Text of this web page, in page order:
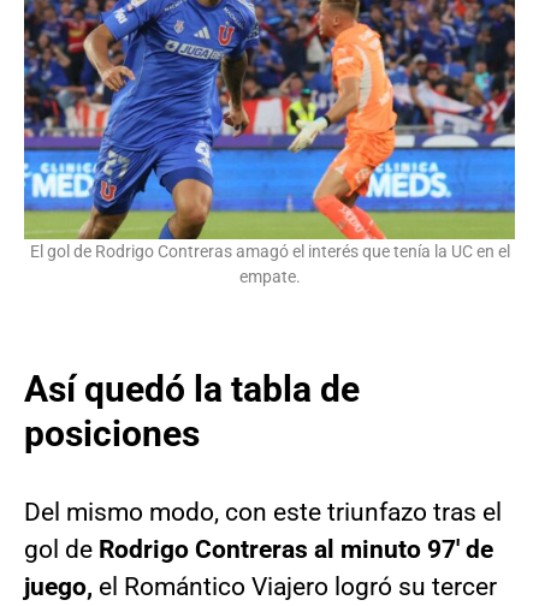
El gol de Rodrigo Contreras amagó el interés que tenía la UC en el
empate.
Así quedó la tabla de
posiciones
Del mismo modo, con este triunfazo tras el
gol de Rodrigo Contreras al minuto 97′ de
juego, el Romántico Viajero logró su tercer